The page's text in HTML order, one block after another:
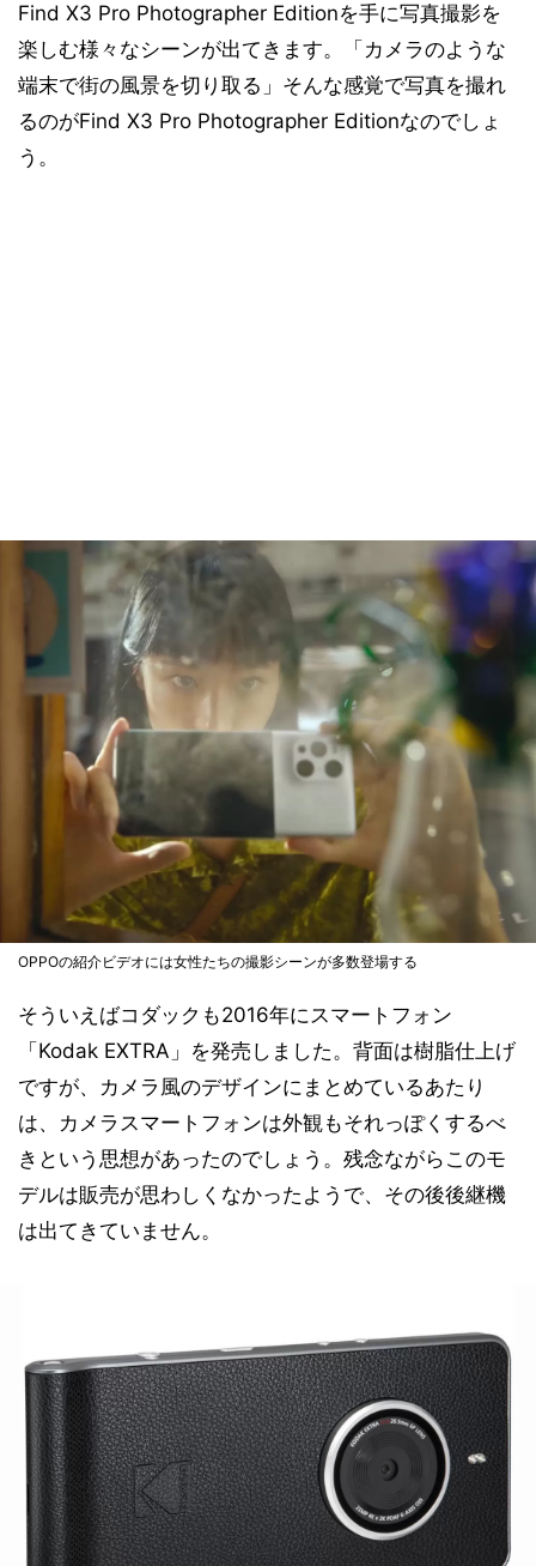
Find X3 Pro Photographer Editionを手に写真撮影を
楽しむ様々なシーンが出てきます。「カメラのような
端末で街の風景を切り取る」そんな感覚で写真を撮れ
るのがFind X3 Pro Photographer Editionなのでしょ
う。
OPPOの紹介ビデオには女性たちの撮影シーンが多数登場する
そういえばコダックも2016年にスマートフォン
「Kodak EXTRA」を発売しました。背面は樹脂仕上げ
ですが、カメラ風のデザインにまとめているあたり
は、カメラスマートフォンは外観もそれっぽくするべ
きという思想があったのでしょう。残念ながらこのモ
デルは販売が思わしくなかったようで、その後後継機
は出てきていません。